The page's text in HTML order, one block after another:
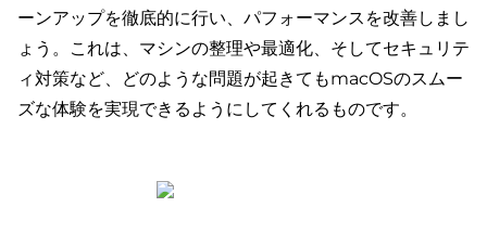
ーンアップを徹底的に行い、パフォーマンスを改善しまし
ょう。これは、マシンの整理や最適化、そしてセキュリテ
ィ対策など、どのような問題が起きてもmacOSのスムー
ズな体験を実現できるようにしてくれるものです。